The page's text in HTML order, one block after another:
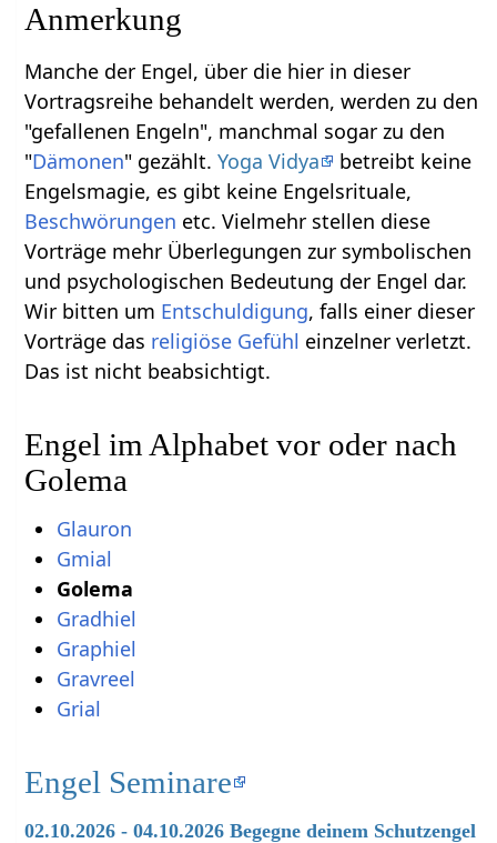
Anmerkung
Manche der Engel, über die hier in dieser
Vortragsreihe behandelt werden, werden zu den
"gefallenen Engeln", manchmal sogar zu den
"Dämonen" gezählt.Yoga Vidya
betreibt keine
Engelsmagie, es gibt keine Engelsrituale,
Beschwörungen etc. Vielmehr stellen diese
Vorträge mehr Überlegungen zur symbolischen
und psychologischen Bedeutung der Engel dar.
Wir bitten um Entschuldigung, falls einer dieser
Vorträge das religiöse Gefühl einzelner verletzt.
Das ist nicht beabsichtigt.
Engel im Alphabet vor oder nach
Golema
Glauron
Gmial
Golema
Gradhiel
Graphiel
Gravreel
Grial
Engel Seminare
02.10.2026 - 04.10.2026 Begegne deinem Schutzengel